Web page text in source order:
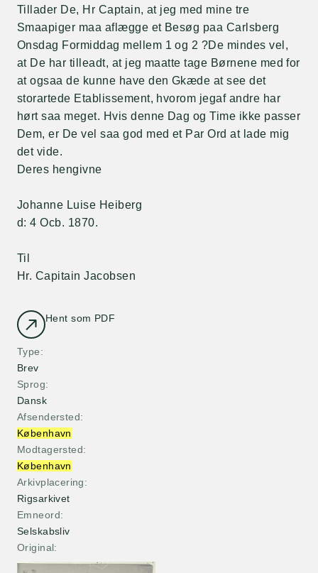
Hent som PDF
Type
Brev
Sprog
Dansk
Afsendersted
København
Modtagersted
København
Arkivplacering
Rigsarkivet
Emneord
Selskabsliv
Original
Tillader De, Hr Captain, at jeg med mine tre
Smaapiger maa aflægge et Besøg paa Carlsberg
Onsdag Formiddag mellem 1 og 2 ?De mindes vel,
at De har tilleadt, at jeg maatte tage Børnene med for
at ogsaa de kunne have den Gkæde at see det
storartede Etablissement, hvorom jegaf andre har
hørt saa meget. Hvis denne Dag og Time ikke passer
Dem, er De vel saa god med et Par Ord at lade mig
det vide.
Deres hengivne
Johanne Luise Heiberg
d: 4 Ocb. 1870.
Til
Hr. Capitain Jacobsen